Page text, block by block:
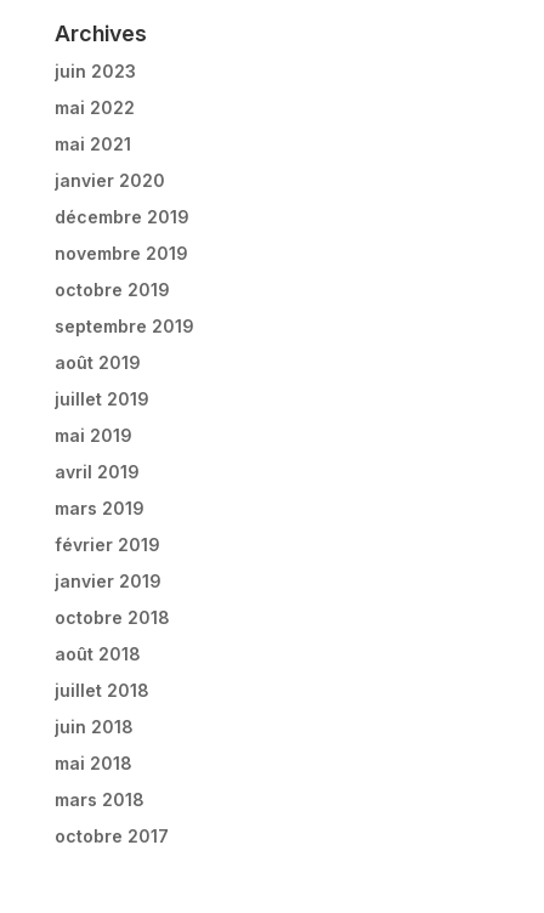
Archives
juin 2023
mai 2022
mai 2021
janvier 2020
décembre 2019
novembre 2019
octobre 2019
septembre 2019
août 2019
juillet 2019
mai 2019
avril 2019
mars 2019
février 2019
janvier 2019
octobre 2018
août 2018
juillet 2018
juin 2018
mai 2018
mars 2018
octobre 2017